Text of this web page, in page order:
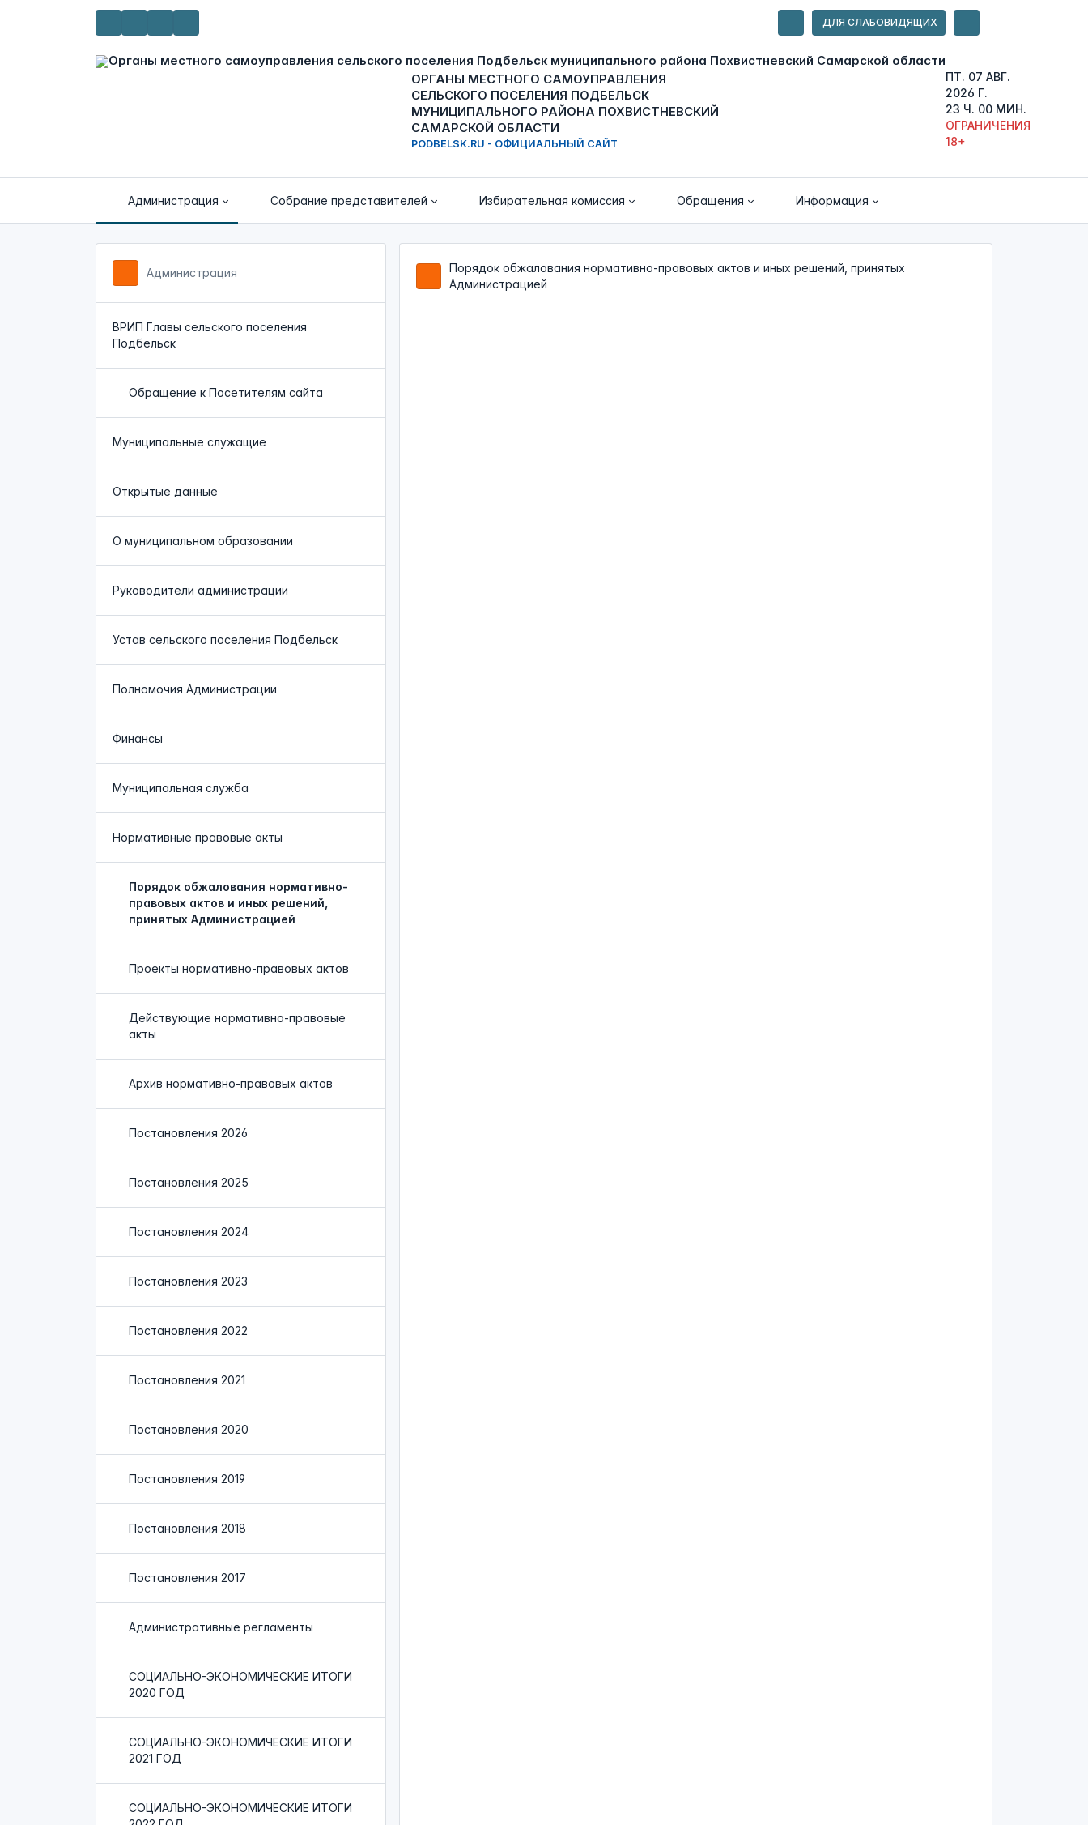
ДЛЯ СЛАБОВИДЯЩИХ
ОРГАНЫ МЕСТНОГО САМОУПРАВЛЕНИЯ
СЕЛЬСКОГО ПОСЕЛЕНИЯ ПОДБЕЛЬСК
МУНИЦИПАЛЬНОГО РАЙОНА ПОХВИСТНЕВСКИЙ
САМАРСКОЙ ОБЛАСТИ
PODBELSK.RU - ОФИЦИАЛЬНЫЙ САЙТ
ПТ. 07 АВГ.
2026 Г.
23 Ч. 00 МИН.
ОГРАНИЧЕНИЯ
18+
Администрация Собрание представителей Избирательная комиссия Обращения Информация
Администрация
ВРИП Главы сельского поселения
Подбельск
Обращение к Посетителям сайта
Муниципальные служащие
Открытые данные
О муниципальном образовании
Руководители администрации
Устав сельского поселения Подбельск
Полномочия Администрации
Финансы
Муниципальная служба
Нормативные правовые акты
Порядок обжалования нормативно-
правовых актов и иных решений,
принятых Администрацией
Проекты нормативно-правовых актов
Действующие нормативно-правовые
акты
Архив нормативно-правовых актов
Постановления 2026
Постановления 2025
Постановления 2024
Постановления 2023
Постановления 2022
Постановления 2021
Постановления 2020
Постановления 2019
Постановления 2018
Постановления 2017
Административные регламенты
СОЦИАЛЬНО-ЭКОНОМИЧЕСКИЕ ИТОГИ
2020 ГОД
СОЦИАЛЬНО-ЭКОНОМИЧЕСКИЕ ИТОГИ
2021 ГОД
СОЦИАЛЬНО-ЭКОНОМИЧЕСКИЕ ИТОГИ
Порядок обжалования нормативно-правовых актов и иных решений, принятых
Администрацией